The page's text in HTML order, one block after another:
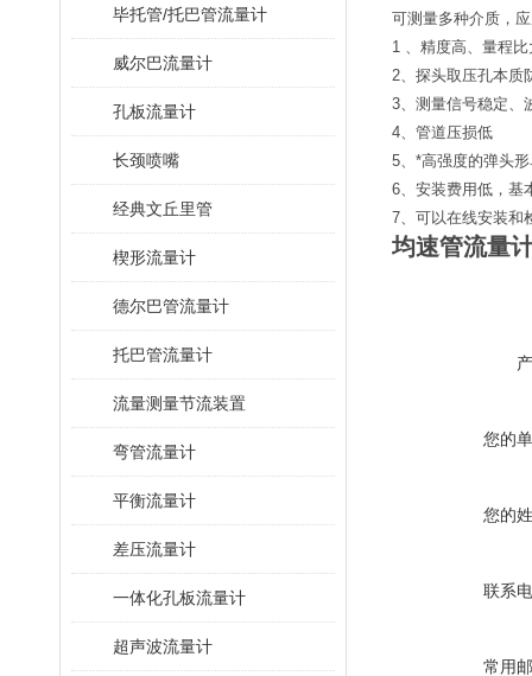
毕托管/托巴管流量计
威尔巴流量计
孔板流量计
长颈喷嘴
经典文丘里管
楔形流量计
德尔巴管流量计
托巴管流量计
流量测量节流装置
弯管流量计
平衡流量计
差压流量计
一体化孔板流量计
超声波流量计
可测量多种介质，
1 、精度高、量程比
2、探头取压孔本质
3、测量信号稳定、
4、管道压损低
5、*高强度的弹头
6、安装费用低，基
7、可以在线安装和
均速管流量
您的
您的
联系
常用